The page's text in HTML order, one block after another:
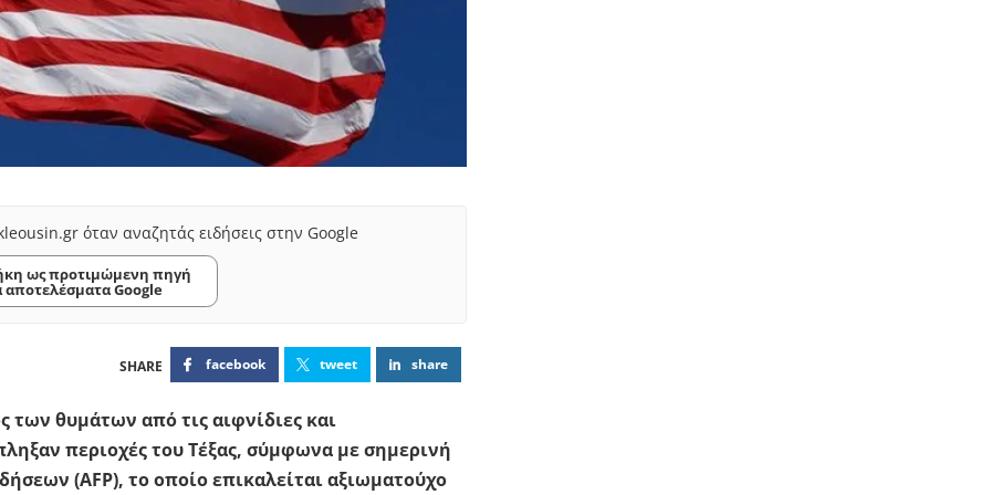
όταν αναζητάς ειδήσεις στην Google
ως προτιμώμενη πηγή
αποτελέσματα Google
facebook tweet share
των θυμάτων από τις αιφνίδιες και
περιοχές του Τέξας, σύμφωνα με σημερινή
(AFP), το οποίο επικαλείται αξιωματούχο